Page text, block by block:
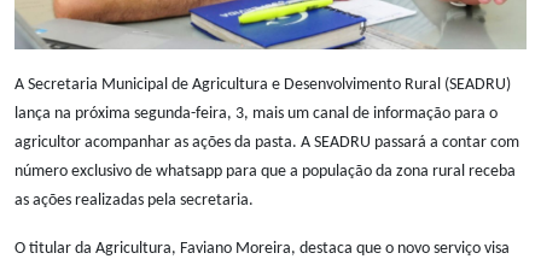
A Secretaria Municipal de Agricultura e Desenvolvimento Rural (SEADRU)
lança na próxima segunda-feira, 3, mais um canal de informação para o
agricultor acompanhar as ações da pasta. A SEADRU passará a contar com
número exclusivo de whatsapp para que a população da zona rural receba
as ações realizadas pela secretaria.
O titular da Agricultura, Faviano Moreira, destaca que o novo serviço visa